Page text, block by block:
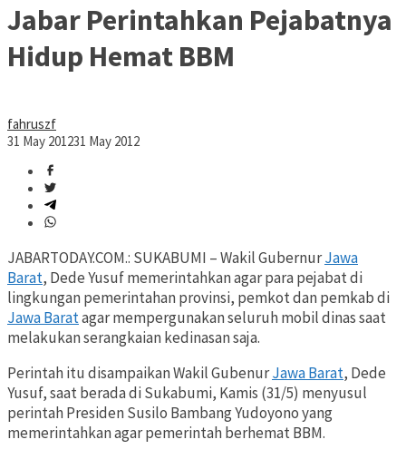
Jabar Perintahkan Pejabatnya
Hidup Hemat BBM
fahruszf
31 May 201231 May 2012
JABARTODAY.COM.: SUKABUMI – Wakil GubernurJawa
Barat, Dede Yusuf memerintahkan agar para pejabat di
lingkungan pemerintahan provinsi, pemkot dan pemkab di
Jawa Baratagar mempergunakan seluruh mobil dinas saat
melakukan serangkaian kedinasan saja.
Perintah itu disampaikan Wakil GubenurJawa Barat, Dede
Yusuf, saat berada di Sukabumi, Kamis (31/5) menyusul
perintah Presiden Susilo Bambang Yudoyono yang
memerintahkan agar pemerintah berhemat BBM.